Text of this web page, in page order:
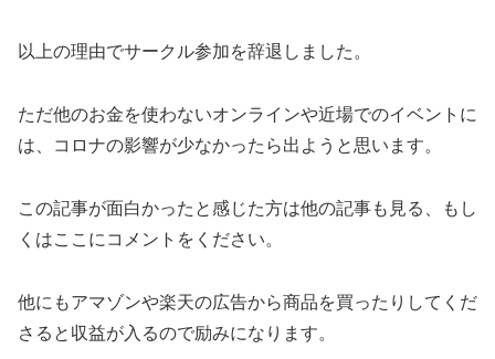
以上の理由でサークル参加を辞退しました。
ただ他のお金を使わないオンラインや近場でのイベントに
は、コロナの影響が少なかったら出ようと思います。
この記事が面白かったと感じた方は他の記事も見る、もし
くはここにコメントをください。
他にもアマゾンや楽天の広告から商品を買ったりしてくだ
さると収益が入るので励みになります。